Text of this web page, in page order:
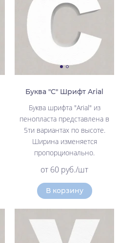
Буква "С" Шрифт Arial
Буква шрифта "Arial" из
пенопласта представлена в
5ти вариантах по высоте.
Ширина изменяется
пропорционально.
от 60 руб./шт
В корзину